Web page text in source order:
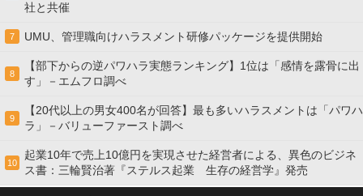
社と共催
7 UMU、管理職向けハラスメント研修パッケージを提供開始
8
【部下からの逆パワハラ実態ランキング】1位は「感情を露骨に出
す」－エムフロ調べ
9
【20代以上の男女400名が回答】最も多いハラスメントは「パワハ
ラ」－バリューファースト調べ
10
起業10年で売上10億円を実現させた経営者による、異色のビジネ
ス書：三輪賢治著『ステルス起業 生存の経営学』発売